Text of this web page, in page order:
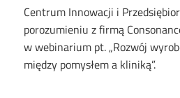
Centrum Innowacji i
porozumieniu z firmą
w webinarium pt. „Rozwój
między pomysłem a kliniką”.